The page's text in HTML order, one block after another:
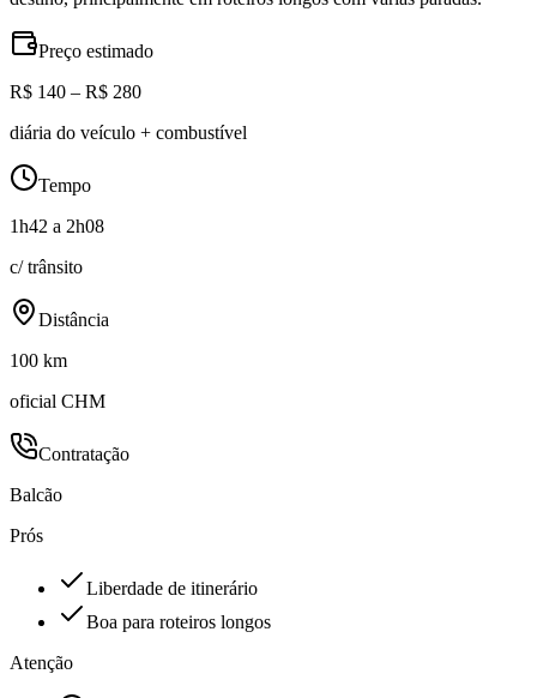
Preço estimado
R$ 140 – R$ 280
diária do veículo + combustível
Tempo
1h42 a 2h08
c/ trânsito
Distância
100 km
oficial CHM
Contratação
Balcão
Prós
Liberdade de itinerário
Boa para roteiros longos
Atenção